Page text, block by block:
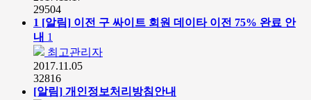
29504
1 [알림] 이전 구 싸이트 회원 데이타 이전 75% 완료 안
내 1
최고관리자
2017.11.05
32816
[알림] 개인정보처리방침안내